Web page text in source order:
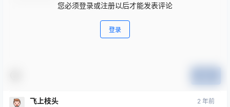
您必须登录或注册以后才能发表评论
登录
飞上枝头 2 年前